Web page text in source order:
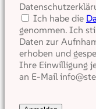
Ich habe die
genommen. Ich
Daten zur
erhoben und
Ihre Einwilligung
an E-Mail